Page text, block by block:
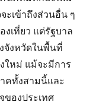
ะเข้าถึงส่วนอื่น ๆ
งเที่ยว แต่รัฐบาล
จังหวัดในพื้นที่
ใหม่ แม้จะมีการ
คทั้งสามนี้และ
ของประเทศ